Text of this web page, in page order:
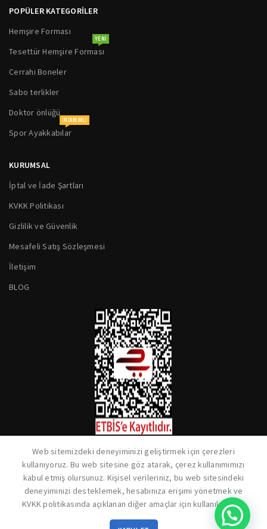
POPÜLER KATEGORİLER
Hemşire Forması
Tesettür Hemşire Forması
YENI
Cerrahi Boneler
Sabo terlikler
Doktor önlüğü
Spor Ayakkabılar
INDIRIMLI
KURUMSAL
İptal ve İade Şartları
KVKK Politikası
Gizlilik ve Güvenlik
Mesafeli Satış Sözleşmesi
İletişim
BLOG
Web sitemizdeki deneyiminizi geliştirmek için çerezleri
kullanıyoruz. Bu web sitesine göz atarak, çerez kullanımımızı
kabul etmiş olursunuz. Kişisel verileriniz, bu web sitesindeki
deneyiminizi desteklemek, hesabınıza erişimi yönetmek ve
KVKK politikasında açıklanan diğer amaçlar için kullanılacaktır.